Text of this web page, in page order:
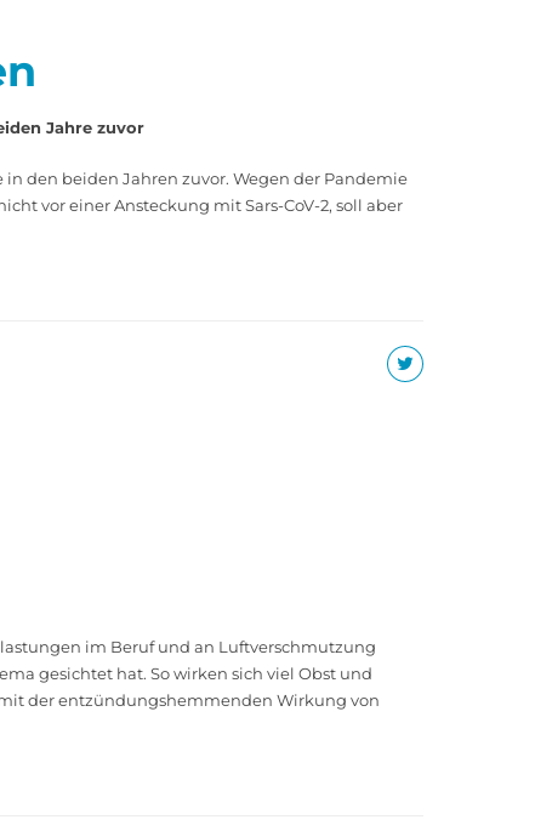
Jahre zuvor
den beiden Jahren zuvor. Wegen der Pandemie
vor einer Ansteckung mit Sars-CoV-2, soll aber
im Beruf und an Luftverschmutzung
gesichtet hat. So wirken sich viel Obst und
der entzündungshemmenden Wirkung von